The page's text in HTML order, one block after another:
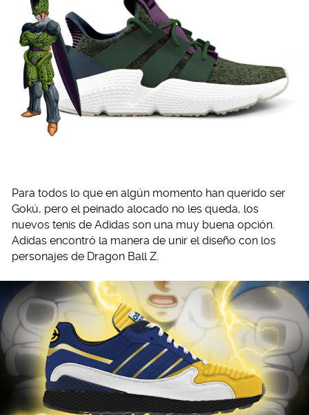
Para todos lo que en algún momento han querido ser
Gokú, pero el peinado alocado no les queda, los
nuevos tenis de Adidas son una muy buena opción.
Adidas encontró la manera de unir el diseño con los
personajes de Dragon Ball Z.